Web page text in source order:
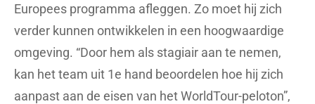
Europees programma afleggen. Zo moet hij zich
verder kunnen ontwikkelen in een hoogwaardige
omgeving. “Door hem als stagiair aan te nemen,
kan het team uit 1e hand beoordelen hoe hij zich
aanpast aan de eisen van het WorldTour-peloton”,